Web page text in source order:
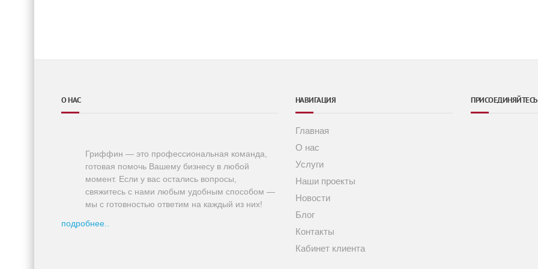
О НАС
Гриффин — это профессиональная команда,
готовая помочь Вашему бизнесу в любой
момент. Если у вас остались вопросы,
свяжитесь с нами любым удобным способом —
мы с готовностью ответим на каждый из них!
подробнее..
НАВИГАЦИЯ
Главная
О нас
Услуги
Наши проекты
Новости
Блог
Контакты
Кабинет клиента